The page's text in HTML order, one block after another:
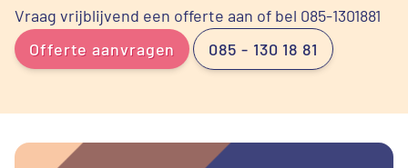
Vraag vrijblijvend een offerte aan of bel 085-1301881
Offerte aanvragen
085 - 130 18 81